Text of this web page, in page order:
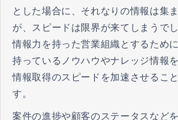
とした場合に、それなりの情報は集
が、スピードは限界が来てしまうでし
情報力を持った営業組織とするため
持っているノウハウやナレッジ情報
情報取得のスピードを加速させるこ
す。
案件の進捗や顧客のステータスなど